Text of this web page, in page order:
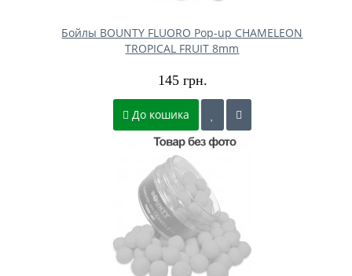
Бойлы BOUNTY FLUORO Pop-up CHAMELEON
TROPICAL FRUIT 8mm
145 грн.
До кошика